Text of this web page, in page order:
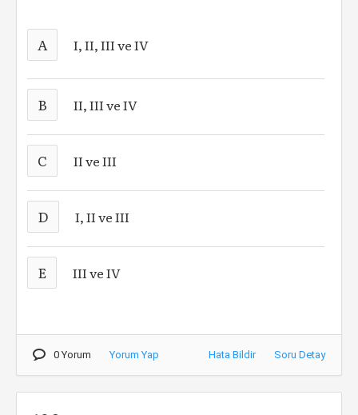
A I, II, III ve IV
B II, III ve IV
C II ve III
D I, II ve III
E III ve IV
0 Yorum Yorum Yap Hata Bildir Soru Detay